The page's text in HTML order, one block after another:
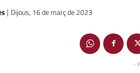
| Dijous, 16 de març de 2023
-